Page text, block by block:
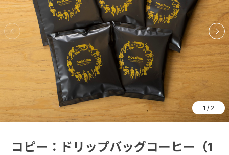
1 / 2
コピー：ドリップバッグコーヒー（1